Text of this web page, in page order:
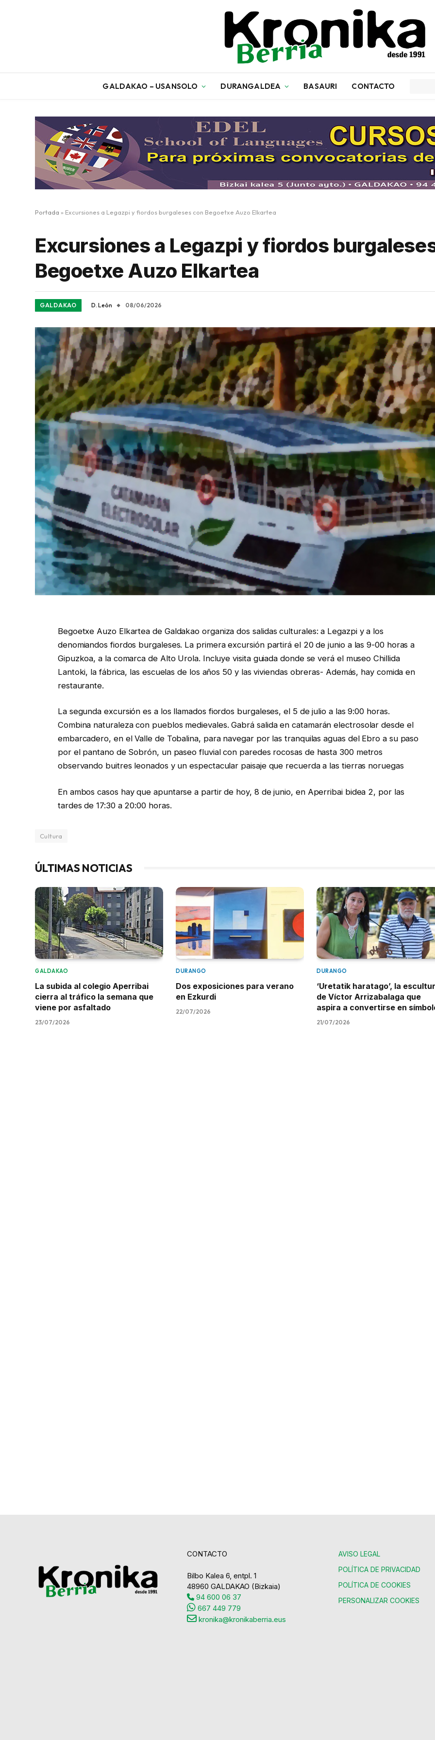
GALDAKAO – USANSOLO DURANGALDEA BASAURI CONTACTO
Portada » Excursiones a Legazpi y fiordos burgaleses con Begoetxe Auzo Elkartea
Excursiones a Legazpi y fiordos
Begoetxe Auzo Elkartea
GALDAKAO D. León 08/06/2026
Begoetxe Auzo Elkartea de Galdakao organiza dos salidas culturales: a Legazpi y a los
denomiandos fiordos burgaleses. La primera excursión partirá el 20 de junio a las 9-00 horas a
Gipuzkoa, a la comarca de Alto Urola. Incluye visita guiada donde se verá el museo Chillida
Lantoki, la fábrica, las escuelas de los años 50 y las viviendas obreras- Además, hay comida en
restaurante.
La segunda excursión es a los llamados fiordos burgaleses, el 5 de julio a las 9:00 horas.
Combina naturaleza con pueblos medievales. Gabrá salida en catamarán electrosolar desde el
embarcadero, en el Valle de Tobalina, para navegar por las tranquilas aguas del Ebro a su paso
por el pantano de Sobrón, un paseo fluvial con paredes rocosas de hasta 300 metros
observando buitres leonados y un espectacular paisaje que recuerda a las tierras noruegas
En ambos casos hay que apuntarse a partir de hoy, 8 de junio, en Aperribai bidea 2, por las
tardes de 17:30 a 20:00 horas.
Cultura
ÚLTIMAS NOTICIAS
GALDAKAO
La subida al colegio Aperribai
cierra al tráfico la semana que
viene por asfaltado
23/07/2026
DURANGO
Dos exposiciones para verano
en Ezkurdi
22/07/2026
DURANGO
‘Uretatik haratago’, la
de Víctor Arrizabalaga que
aspira a convertirse en
21/07/2026
CONTACTO
Bilbo Kalea 6, entpl. 1
48960 GALDAKAO (Bizkaia)
94 600 06 37
667 449 779
kronika@kronikaberria.eus
AVISO LEGAL
POLÍTICA DE PRIVACIDAD
POLÍTICA DE COOKIES
PERSONALIZAR COOKIES